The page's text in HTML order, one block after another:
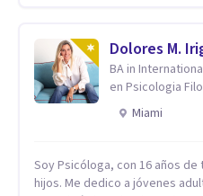
investigo. Siempre en la
profesional.
Dolores M.
BA in
en
Miami
Soy Psicóloga, con 16 años
hijos. Me dedico a jóvenes adultos y parejas , brindándoles un